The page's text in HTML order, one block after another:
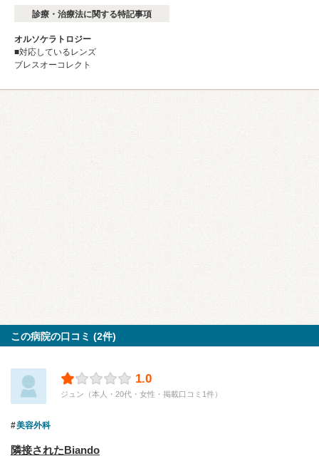
診療・治療法に関する特記事項
オルソケラトロジー
■対応しているレンズ
ブレスオーコレクト
この病院の口コミ (2件)
1.0
ジュン（本人・20代・女性・掲載口コミ1件）
美容外科
隣接されたBiando